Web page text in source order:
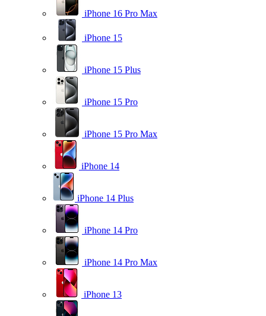
iPhone 16 Pro Max
iPhone 15
iPhone 15 Plus
iPhone 15 Pro
iPhone 15 Pro Max
iPhone 14
iPhone 14 Plus
iPhone 14 Pro
iPhone 14 Pro Max
iPhone 13